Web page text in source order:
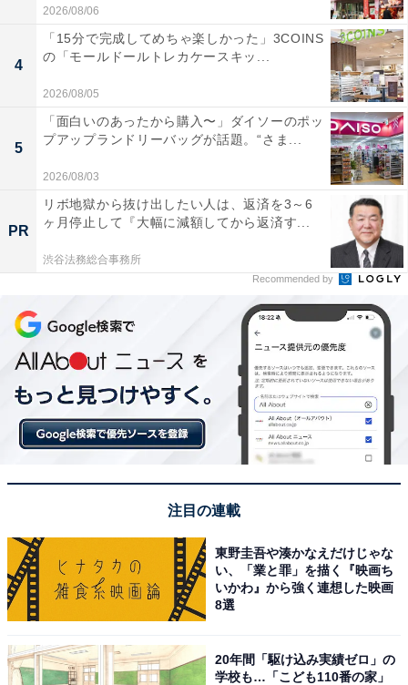
【今日チェックしたい】シャークの人気商品5選
シャーク「IW3145JNC」
【Amazon.co.jp限定】 Shark シャーク 掃除機 スティッ
ク クリーナー IW3145JNC CleanSense iQ+ コードレス
スティッククリーナー 自動 ゴミ収集ドック 付き コードレ
ススティック IW3145J メタルブラック
Amazonで見る
2026/08/06
4
「15分で完成してめちゃ楽しかった」3COINS
の「モールドールトレカケースキッ...
2026/08/05
5
「面白いのあったから購入〜」ダイソーのポッ
プアップランドリーバッグが話題。“さま...
2026/08/03
PR
リボ地獄から抜け出したい人は、返済を3～6
ヶ月停止して『大幅に減額してから返済す...
渋谷法務総合事務所
Recommended by
注目の連載
東野圭吾や湊かなえだけじゃな
い、「業と罪」を描く『映画ち
いかわ』から強く連想した映画
8選
20年間「駆け込み実績ゼロ」の
学校も…「こども110番の家」